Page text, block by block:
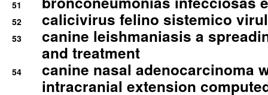
51
52 calicivirus felino sistemico
53
canine leishmaniasis a
and treatment
54
canine nasal adenocarcinoma
intracranial extension